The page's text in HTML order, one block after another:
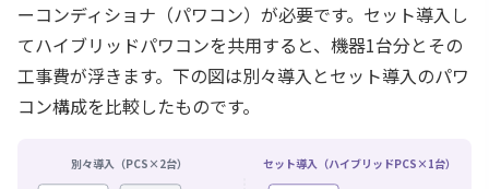
ーコンディショナ（パワコン）が必要です。セット導入し
てハイブリッドパワコンを共用すると、機器1台分とその
工事費が浮きます。下の図は別々導入とセット導入のパワ
コン構成を比較したものです。
別々導入（PCS×2台） セット導入（ハイブリッドPCS×1台）